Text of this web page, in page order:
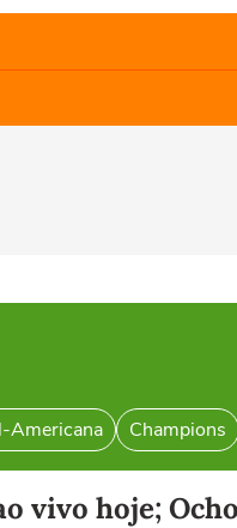
Americana Champions
vivo hoje;